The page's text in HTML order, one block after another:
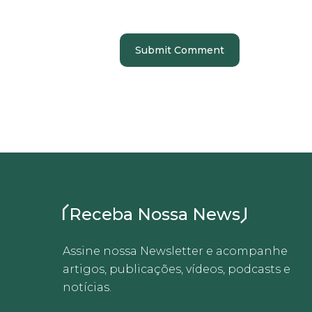
Receba Nossa News
Assine nossa Newsletter e acompanhe
artigos, publicações, vídeos, podcasts e
notícias.